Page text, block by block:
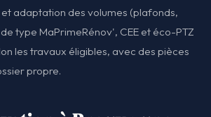
adaptation des volumes (plafonds,
type MaPrimeRénov', CEE et éco-PTZ
les travaux éligibles, avec des pièces
propre.